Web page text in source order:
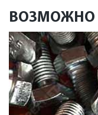
ВОЗМОЖНО